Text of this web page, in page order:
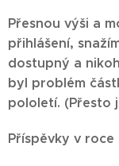
Přesnou výši a
přihlášení,
dostupný a
byl problém
pololetí. (Přesto
Příspěvky v roce